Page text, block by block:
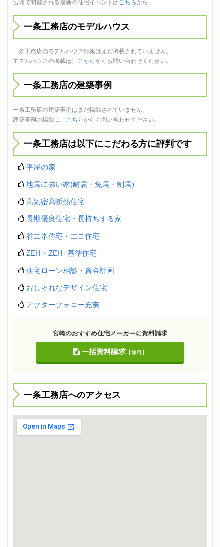
宮崎で開催される最新の住宅イベントはこちらから。
一条工務店のモデルハウス
一条工務店のモデルハウス情報はまだ掲載されていません。
モデルハウスの掲載は、 こちらからお問い合わせください。
一条工務店の建築事例
一条工務店の建築事例はまだ掲載されていません。
建築事例の掲載は、 こちらからお問い合わせください。
一条工務店は以下にこだわる方に評判です
平屋の家
地震に強い家(耐震・免震・制震)
高気密高断熱住宅
長期優良住宅・長持ちする家
省エネ住宅・エコ住宅
ZEH・ZEH+基準住宅
住宅ローン相談・資金計画
おしゃれなデザイン住宅
アフターフォロー充実
宮崎のおすすめ住宅メーカーに資料請求
一括資料請求【無料】
一条工務店へのアクセス